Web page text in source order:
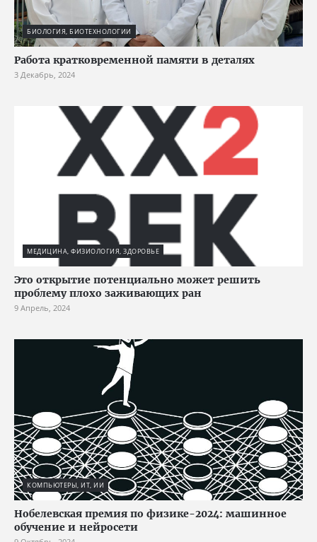
БИОЛОГИЯ, БИОТЕХНОЛОГИИ
Работа кратковременной памяти в деталях
3 Декабрь, 2024
МЕДИЦИНА, ФИЗИОЛОГИЯ, ЗДОРОВЬЕ
Это открытие потенциально может решить
проблему плохо заживающих ран
9 Апрель, 2024
КОМПЬЮТЕРЫ, ИТ, ИИ
Нобелевская премия по физике-2024: машинное
обучение и нейросети